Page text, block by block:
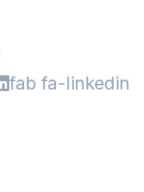
fab fa-linkedin